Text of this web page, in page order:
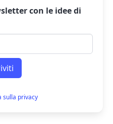
con le idee di
sulla privacy